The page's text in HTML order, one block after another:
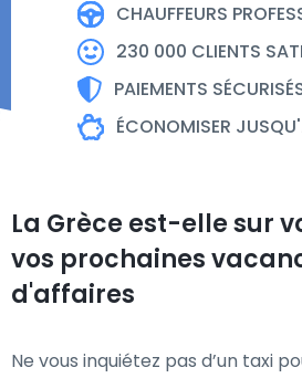
CHAUFFEURS
230 000 CLIENTS
PAIEMENTS
ÉCONOMISER
La Grèce est-elle sur
vos prochaines
d'affaires
Ne vous inquiétez pas d’un taxi